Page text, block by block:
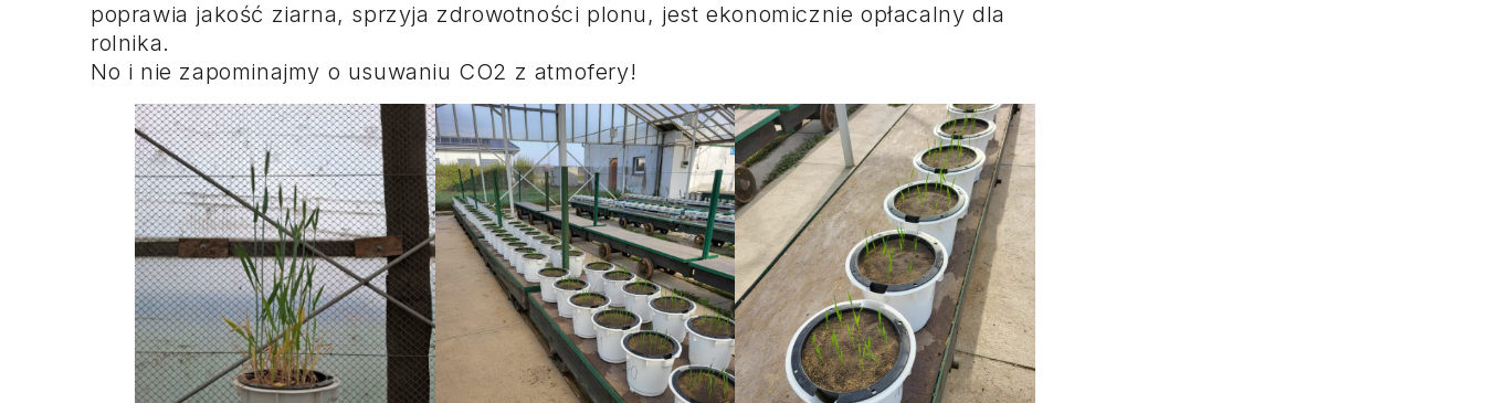
poprawia jakość ziarna, sprzyja zdrowotności plonu, jest ekonomicznie opłacalny dla
rolnika.
No i nie zapominajmy o usuwaniu CO2 z atmofery!